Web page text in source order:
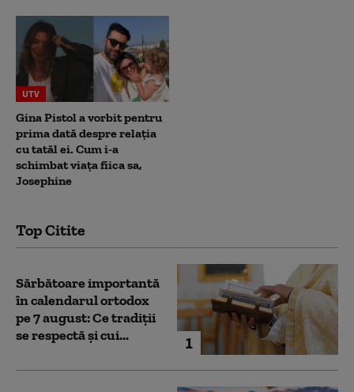
UTV
Gina Pistol a vorbit pentru
prima dată despre relația
cu tatăl ei. Cum i-a
schimbat viața fiica sa,
Josephine
Top Citite
1
Sărbătoare importantă
în calendarul ortodox
pe 7 august: Ce tradiții
se respectă și cui...